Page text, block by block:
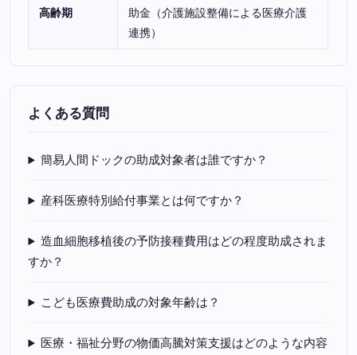
高齢期
助金（介護施設整備による医療介護
連携）
よくある質問
簡易人間ドックの助成対象者は誰ですか？
産科医療特別給付事業とは何ですか？
造血細胞移植後の予防接種費用はどの程度助成されま
すか？
こども医療費助成の対象年齢は？
医療・福祉分野の物価高騰対策支援はどのような内容